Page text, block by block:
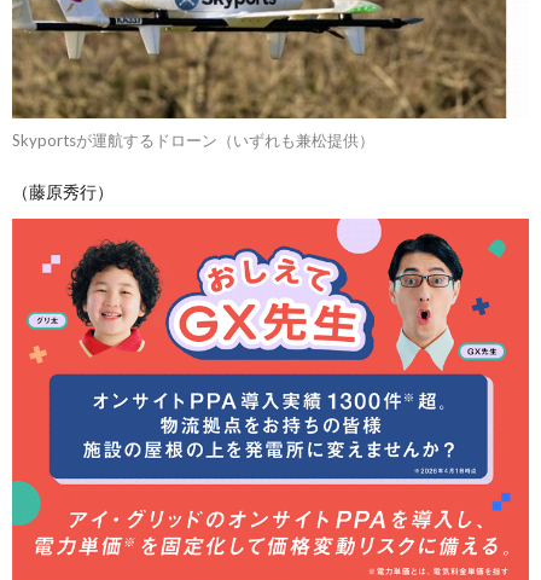
Skyportsが運航するドローン（いずれも兼松提供）
（藤原秀行）